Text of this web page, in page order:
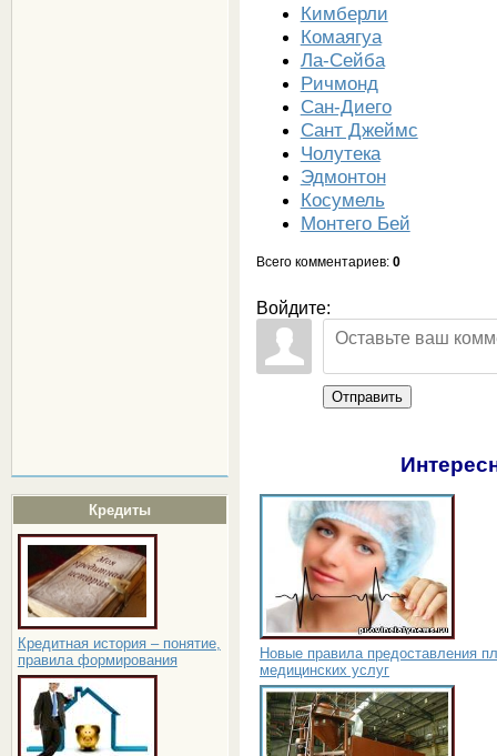
Кредиты
Кредитная история – понятие,
правила формирования
Кимберли
Комаягуа
Ла-Сейба
Ричмонд
Сан-Диего
Сант Джеймс
Чолутека
Эдмонтон
Косумель
Монтего Бей
Всего комментариев: 0
Войдите:
Отправить
Новые правила предоставления
медицинских услуг